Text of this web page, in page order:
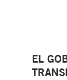
EL